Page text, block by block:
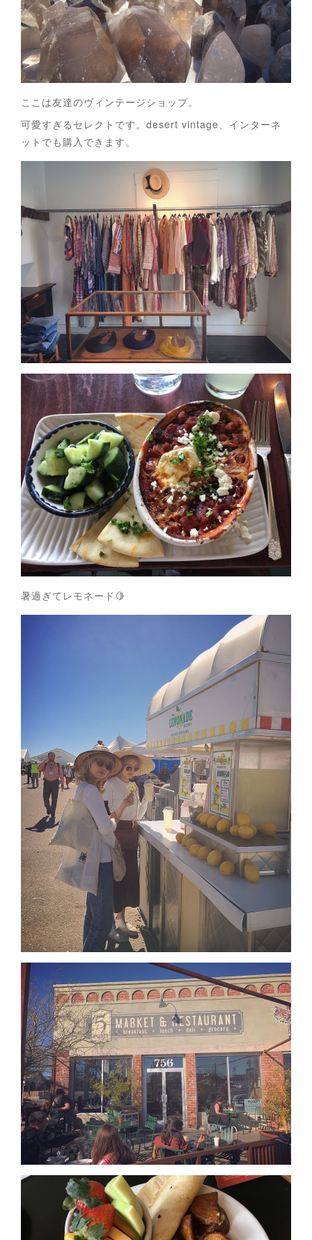
ここは友達のヴィンテージショップ。
可愛すぎるセレクトです。desert vintage、インターネ
ットでも購入できます。
暑過ぎてレモネード🍋